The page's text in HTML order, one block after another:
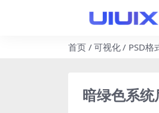
首页 可视化 PSD格
暗绿色系